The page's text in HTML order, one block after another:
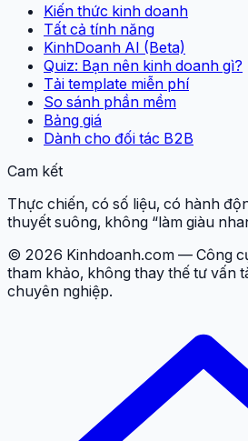
Kiến thức kinh doanh
Tất cả tính năng
KinhDoanh AI (Beta)
Quiz: Bạn nên kinh doanh gì?
Tải template miễn phí
So sánh phần mềm
Bảng giá
Dành cho đối tác B2B
Cam kết
Thực chiến, có số liệu, có hành
thuyết suông, không “làm giàu
© 2026 Kinhdoanh.com — Công
tham khảo, không thay thế tư vấn
chuyên nghiệp.